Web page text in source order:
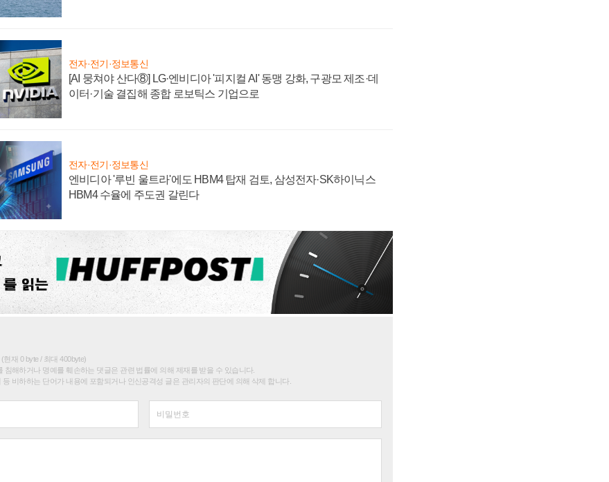
전자·전기·정보통신
[AI 뭉쳐야 산다⑧] LG·엔비디아 '피지컬 AI' 동맹 강화, 구광모 제조·데
이터·기술 결집해 종합 로보틱스 기업으로
전자·전기·정보통신
엔비디아 '루빈 울트라'에도 HBM4 탑재 검토, 삼성전자·SK하이닉스
HBM4 수율에 주도권 갈린다
재 0 byte / 최대 400byte)
침해하거나 명예를 훼손하는 댓글은 관련 법률에 의해 제재를 받을 수 있습니다.
비하하는 단어가 내용에 포함되거나 인신공격성 글은 관리자의 판단에 의해 삭제 합니다.